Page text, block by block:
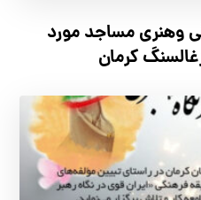
وهنري مساجد مورد
كرمان